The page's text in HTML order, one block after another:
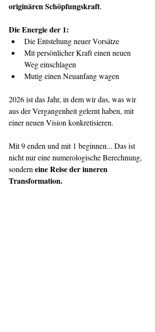
originären Schöpfungskraft.
Die Energie der 1:
Die Entstehung neuer Vorsätze
Mit persönlicher Kraft einen neuen
Weg einschlagen
Mutig einen Neuanfang wagen
2026 ist das Jahr, in dem wir das, was wir
aus der Vergangenheit gelernt haben, mit
einer neuen Vision konkretisieren.
Mit 9 enden und mit 1 beginnen... Das ist
nicht nur eine numerologische Berechnung,
sondern eine Reise der inneren
Transformation.